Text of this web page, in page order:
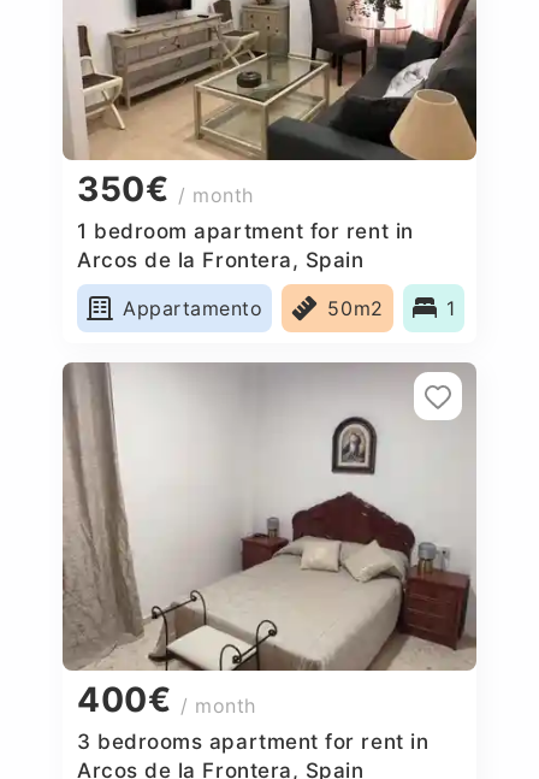
350€ / month
1 bedroom apartment for rent in
Arcos de la Frontera, Spain
Appartamento
50m2 1
400€ / month
3 bedrooms apartment for rent in
Arcos de la Frontera, Spain